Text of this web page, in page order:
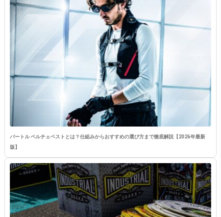
バートル ペルチェベストとは？仕組みからおすすめの選び方まで徹底解説【2026年最新
版】